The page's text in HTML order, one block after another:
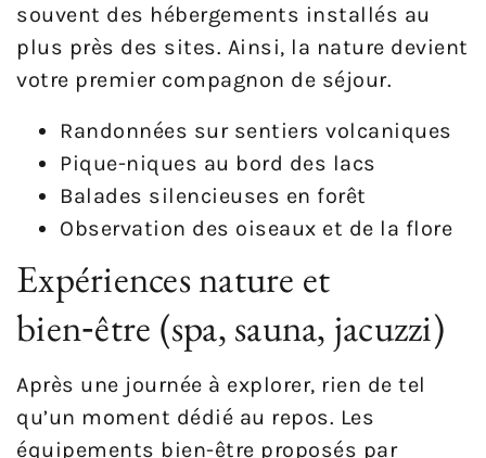
souvent des hébergements installés au
plus près des sites. Ainsi, la nature devient
votre premier compagnon de séjour.
Randonnées sur sentiers volcaniques
Pique-niques au bord des lacs
Balades silencieuses en forêt
Observation des oiseaux et de la flore
Expériences nature et
bien‑être (spa, sauna, jacuzzi)
Après une journée à explorer, rien de tel
qu’un moment dédié au repos. Les
équipements bien-être proposés par